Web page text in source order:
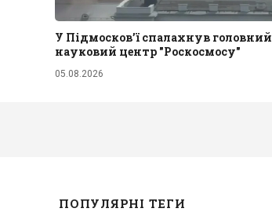
У Підмосков’ї спалахнув головний
науковий центр "Роскосмосу"
05.08.2026
ПОПУЛЯРНІ ТЕГИ